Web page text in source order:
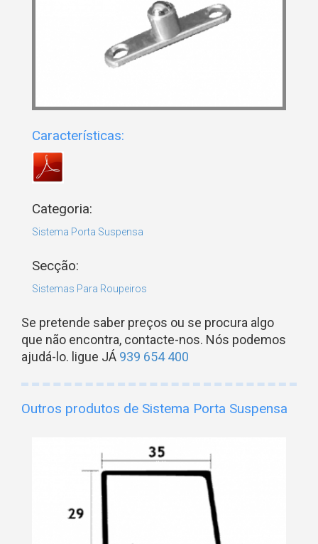
Características:
Categoria:
Sistema Porta Suspensa
Secção:
Sistemas Para Roupeiros
Se pretende saber preços ou se procura algo
que não encontra, contacte-nos. Nós podemos
ajudá-lo. ligue JÁ 939 654 400
Outros produtos de Sistema Porta Suspensa